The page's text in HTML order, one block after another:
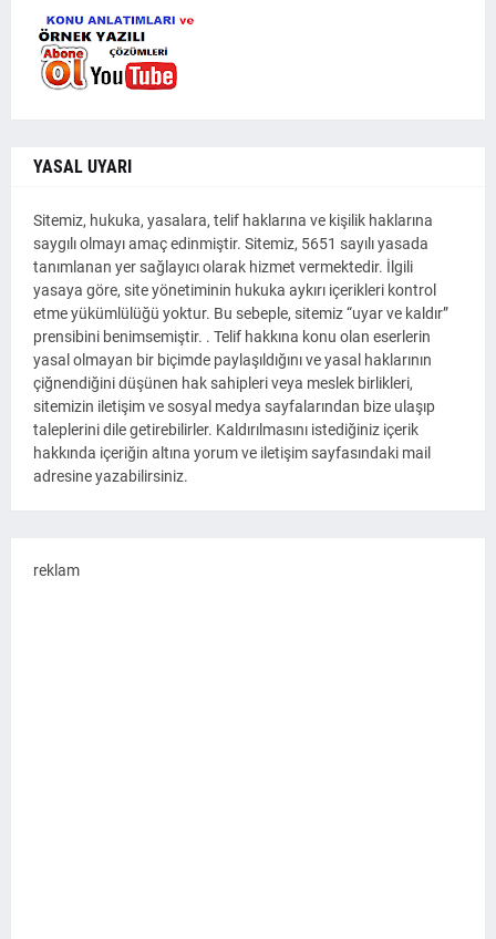
YASAL UYARI
Sitemiz, hukuka, yasalara, telif haklarına ve kişilik haklarına
saygılı olmayı amaç edinmiştir. Sitemiz, 5651 sayılı yasada
tanımlanan yer sağlayıcı olarak hizmet vermektedir. İlgili
yasaya göre, site yönetiminin hukuka aykırı içerikleri kontrol
etme yükümlülüğü yoktur. Bu sebeple, sitemiz “uyar ve kaldır”
prensibini benimsemiştir. . Telif hakkına konu olan eserlerin
yasal olmayan bir biçimde paylaşıldığını ve yasal haklarının
çiğnendiğini düşünen hak sahipleri veya meslek birlikleri,
sitemizin iletişim ve sosyal medya sayfalarından bize ulaşıp
taleplerini dile getirebilirler. Kaldırılmasını istediğiniz içerik
hakkında içeriğin altına yorum ve iletişim sayfasındaki mail
adresine yazabilirsiniz.
reklam